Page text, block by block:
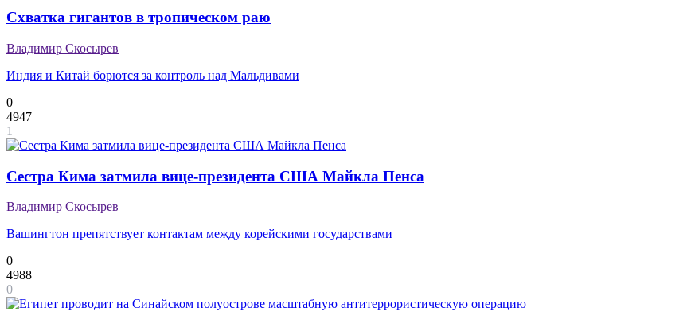
Схватка гигантов в тропическом раю
Владимир Скосырев
Индия и Китай борются за контроль над Мальдивами
0
4947
1
Сестра Кима затмила вице-президента США Майкла Пенса
Владимир Скосырев
Вашингтон препятствует контактам между корейскими государствами
0
4988
0